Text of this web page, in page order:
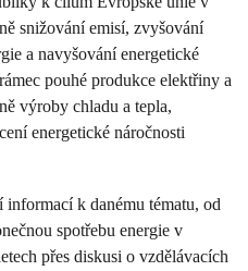
snižování emisí, zvyšování
a navyšování energetické
pouhé produkce elektřiny a
výroby chladu a tepla,
energetické náročnosti
informací k danému tématu, od
spotřebu energie v
přes diskusi o vzdělávacích